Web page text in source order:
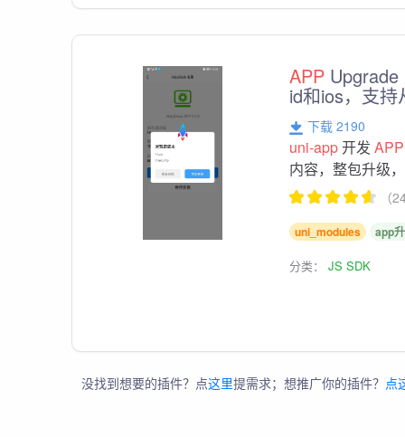
APP
id和ios，支
下载 2190
uni-app开发APP
内容，整包升级
（
uni_modules app
分类：JS SDK
没找到想要的插件？点这里提需求；想推广你的插件？ 点